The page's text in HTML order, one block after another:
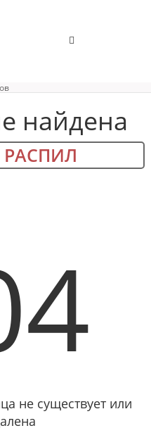
найдена
РАСПИЛ
не существует или